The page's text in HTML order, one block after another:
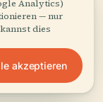
Analytics)
— nur
dies
akzeptieren